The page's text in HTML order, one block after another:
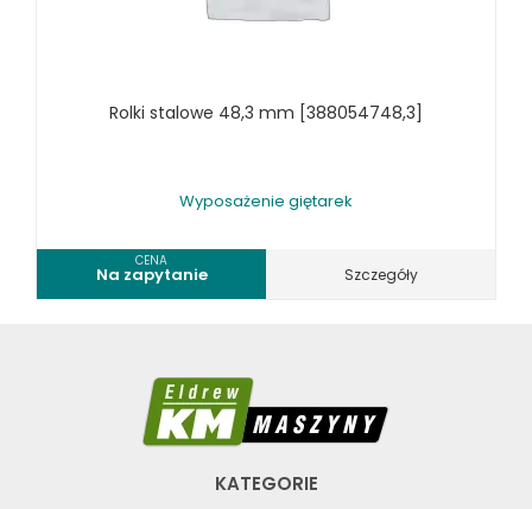
KOSZT DOSTAWY
Rolki stalowe 48,3 mm [388054748,3]
Wyposażenie giętarek
CENA
Na zapytanie Szczegóły
KATEGORIE